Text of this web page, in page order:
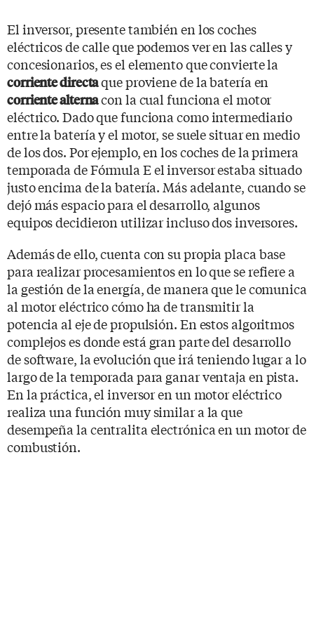
El inversor, presente también en los coches
eléctricos de calle que podemos ver en las calles y
concesionarios, es el elemento que convierte la
corriente directaque proviene de la batería en
corriente alternacon la cual funciona el motor
eléctrico. Dado que funciona como intermediario
entre la batería y el motor, se suele situar en medio
de los dos. Por ejemplo, en los coches de la primera
temporada de Fórmula E el inversor estaba situado
justo encima de la batería. Más adelante, cuando se
dejó más espacio para el desarrollo, algunos
equipos decidieron utilizar incluso dos inversores.
Además de ello, cuenta con su propia placa base
para realizar procesamientos en lo que se refiere a
la gestión de la energía, de manera que le comunica
al motor eléctrico cómo ha de transmitir la
potencia al eje de propulsión. En estos algoritmos
complejos es donde está gran parte del desarrollo
de software, la evolución que irá teniendo lugar a lo
largo de la temporada para ganar ventaja en pista.
En la práctica, el inversor en un motor eléctrico
realiza una función muy similar a la que
desempeña la centralita electrónica en un motor de
combustión.